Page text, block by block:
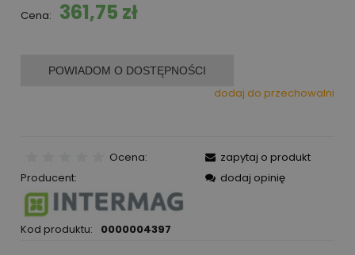
Cena: 361,75 zł
POWIADOM O DOSTĘPNOŚCI
dodaj do przechowalni
Ocena:
Producent:
Kod produktu: 0000004397
zapytaj o produkt
dodaj opinię